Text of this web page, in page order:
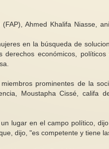
Ahmed Khalifa Niasse,
en la búsqueda de
derechos económicos,
prominentes de la
Moustapha Cissé,
lugar en el campo político,
dijo, "es competente y tiene
% en
con